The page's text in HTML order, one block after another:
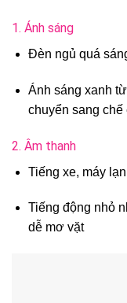
1. Ánh sáng
Đèn ngủ quá
Ánh sáng xanh
chuyển sang
2. Âm thanh
Tiếng xe, máy
Tiếng động nhỏ
dễ mơ vặt